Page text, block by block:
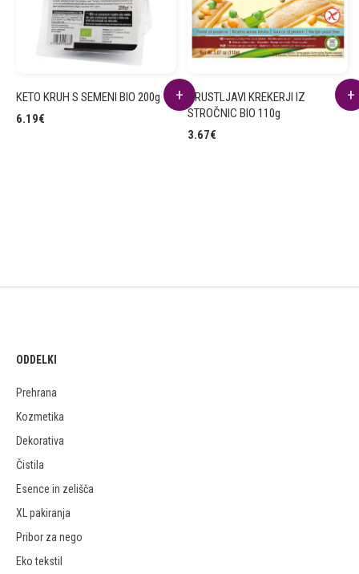
KETO KRUH S SEMENI BIO 200g
6.19€
HRUSTLJAVI KREKERJI IZ
STROČNIC BIO 110g
3.67€
ODDELKI
Prehrana
Kozmetika
Dekorativa
Čistila
Esence in zelišča
XL pakiranja
Pribor za nego
Eko tekstil